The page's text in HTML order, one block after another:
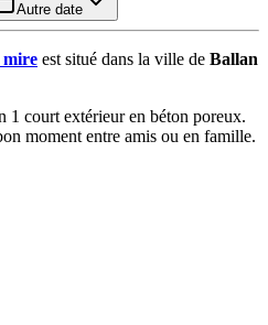
Autre date
mire est situé dans la ville de Ballan
1 court extérieur en béton poreux.
moment entre amis ou en famille.